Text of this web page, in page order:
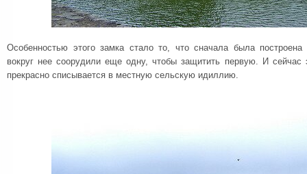
Особенностью этого замка стало то, что сначала была построена
вокруг нее соорудили еще одну, чтобы защитить первую. И сейчас
прекрасно списывается в местную сельскую идиллию.